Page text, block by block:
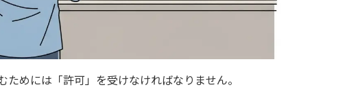
めには「許可」を受けなければなりません。